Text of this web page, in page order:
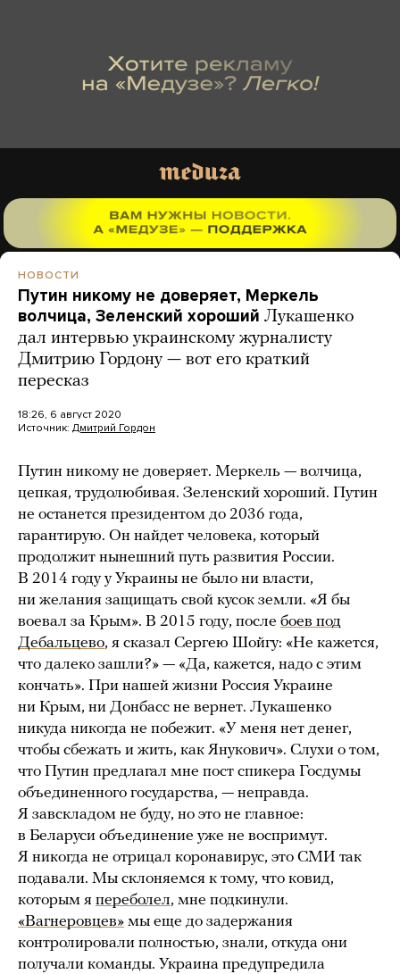
НОВОСТИ
Путин никому не доверяет, Меркель
волчица, Зеленский хороший Лукашенко
дал интервью украинскому журналисту
Дмитрию Гордону — вот его краткий
пересказ
18:26, 6 август 2020
Источник: Дмитрий Гордон
Путин никому не доверяет. Меркель — волчица,
цепкая, трудолюбивая. Зеленский хороший. Путин
не останется президентом до 2036 года,
гарантирую. Он найдет человека, который
продолжит нынешний путь развития России.
В 2014 году у Украины не было ни власти,
ни желания защищать свой кусок земли. «Я бы
воевал за Крым». В 2015 году, после боев под
Дебальцево, я сказал Сергею Шойгу: «Не кажется,
что далеко зашли?» — «Да, кажется, надо с этим
кончать». При нашей жизни Россия Украине
ни Крым, ни Донбасс не вернет. Лукашенко
никуда никогда не побежит. «У меня нет денег,
чтобы сбежать и жить, как Янукович». Слухи о том,
что Путин предлагал мне пост спикера Госдумы
объединенного государства, — неправда.
Я завскладом не буду, но это не главное:
в Беларуси объединение уже не воспримут.
Я никогда не отрицал коронавирус, это СМИ так
подавали. Мы склоняемся к тому, что ковид,
которым я переболел, мне подкинули.
«Вагнеровцев» мы еще до задержания
контролировали полностью, знали, откуда они
получали команды. Украина предупредила